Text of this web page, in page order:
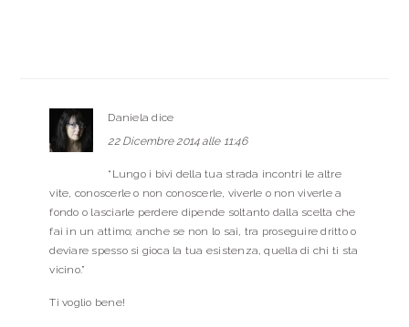
Daniela dice
22 Dicembre 2014 alle 11:46
“Lungo i bivi della tua strada incontri le altre
vite, conoscerle o non conoscerle, viverle o non viverle a
fondo o lasciarle perdere dipende soltanto dalla scelta che
fai in un attimo; anche se non lo sai, tra proseguire dritto o
deviare spesso si gioca la tua esistenza, quella di chi ti sta
vicino.”
Ti voglio bene!